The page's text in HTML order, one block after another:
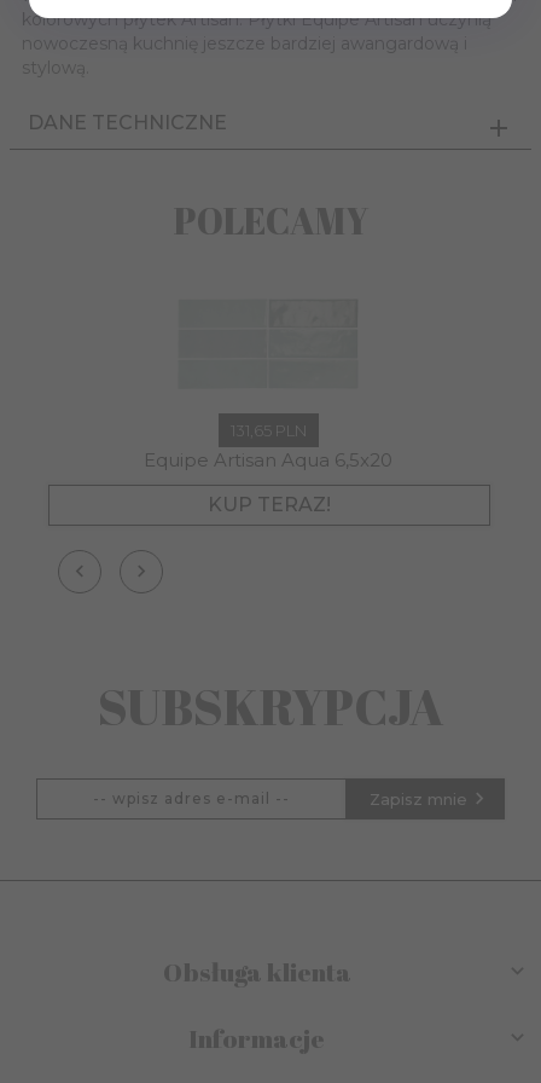
kolorowych płytek Artisan. Płytki Equipe Artisan uczynią
nowoczesną kuchnię jeszcze bardziej awangardową i
stylową.
DANE TECHNICZNE
POLECAMY
131, 65 PLN
Equipe Artisan Aqua 6,5x20
KUP TERAZ!
SUBSKRYPCJA
Zapisz mnie
Obsługa klienta
Informacje